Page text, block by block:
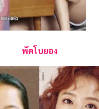
พัคโบยอง